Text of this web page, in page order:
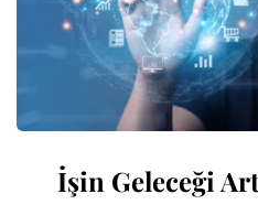
İşin Geleceği